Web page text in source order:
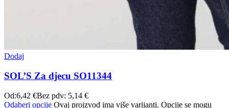
Dodaj
SOL’S Za djecu SO11344
Od:6,42 €Bez pdv: 5,14 €
Odaberi opcije Ovaj proizvod ima više varijanti. Opcije se mogu